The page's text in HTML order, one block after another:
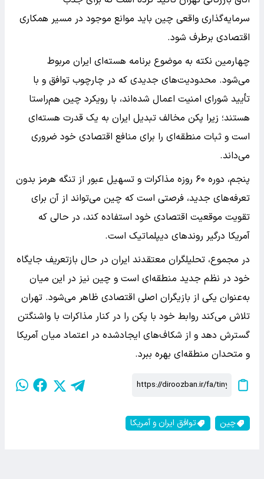
سرمایه‌گذاری واقعی چین باید موانع موجود در مسیر همکاری
اقتصادی برطرف شود.
چهارمین نکته به موضوع برنامه هسته‌ای ایران مربوط
می‌شود. محدودیت‌های جدیدی که در چارچوب توافق و با
تأیید شورای امنیت اعمال شده‌اند، با رویکرد چین هم‌راستا
هستند؛ زیرا پکن مخالف تبدیل ایران به یک قدرت هسته‌ای
است و ثبات منطقه‌ای را برای منافع اقتصادی خود ضروری
می‌داند.
پنجم، دوره ۶۰ روزه مذاکرات و تسهیل عبور از تنگه هرمز بدون
تعرفه‌های جدید، فرصتی است که چین می‌تواند از آن برای
تقویت موقعیت اقتصادی خود استفاده کند، در حالی که
آمریکا درگیر روندهای دیپلماتیک است.
در مجموع، تحلیلگران معتقدند ایران در حال بازتعریف جایگاه
خود در نظم جدید منطقه‌ای است و چین نیز در این میان
به‌عنوان یکی از بازیگران اصلی اقتصادی ظاهر می‌شود. تهران
تلاش می‌کند روابط خود با پکن را در کنار مذاکرات با واشنگتن
گسترش دهد و از شکاف‌های ایجادشده در اعتماد میان آمریکا
و متحدان منطقه‌ای بهره ببرد.
چین توافق ایران و آمریکا